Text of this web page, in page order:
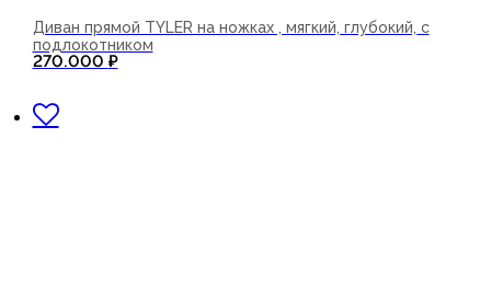
Диван прямой TYLER на ножках , мягкий, глубокий, с
подлокотником
270.000 ₽